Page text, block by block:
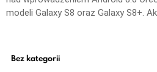
modeli Galaxy S8 oraz Galaxy S8+.
Bez kategorii